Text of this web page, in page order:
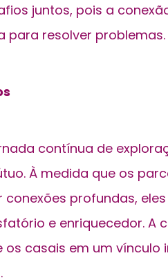
juntos, pois a
para resolver problemas.
contínua de
À medida que os
profundas,
e enriquecedor. A
os casais em um vínculo